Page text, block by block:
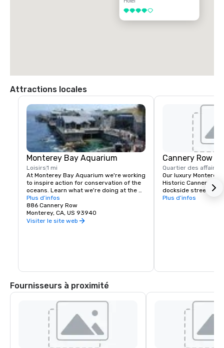
4 sur 5
Attractions locales
Monterey Bay Aquarium
Loisirs1 mi
At Monterey Bay Aquarium we're working
to inspire action for conservation of the
oceans. Learn what we're doing at the
state and federal levels to protect the
oceans—and how you can help us assure
a future with healthy oceans.
Plus d’infos
886 Cannery Row
Monterey, CA, US 93940
Visiter le site web
Cannery Row
Quartier des affaires
Our luxury Monterey
Historic Cannery
dockside streets
into a vibrant
Plus d’infos
Fournisseurs à proximité